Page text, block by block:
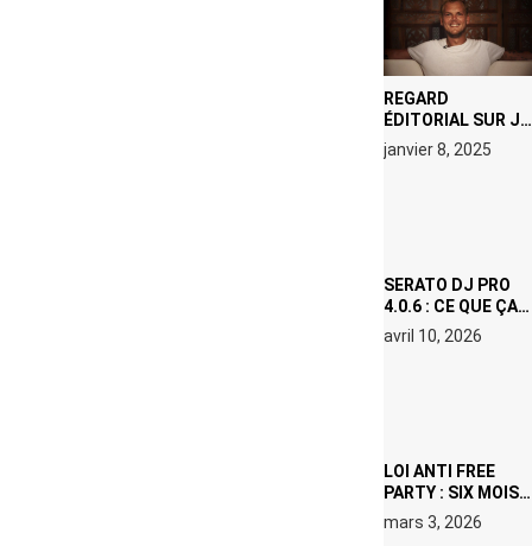
REGARD
ÉDITORIAL SUR JE
M’APPELLE TIM
(NETFLIX) : AVICII,
janvier 8, 2025
SERATO DJ PRO
4.0.6 : CE QUE ÇA
CHANGE, MÊME SI
VOUS N’ÊTES NI
avril 10, 2026
LOI ANTI FREE
PARTY : SIX MOIS
DE PRISON ET 5
000 € D’AMENDE
mars 3, 2026